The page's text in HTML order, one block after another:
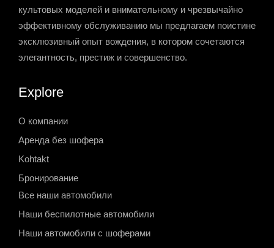
культовых моделей и внимательному и чрезвычайно
эффективному обслуживанию мы предлагаем поистине
эксклюзивный опыт вождения, в котором сочетаются
элегантность, престиж и совершенство.
Explore
О компании
Аренда без шофера
Kohtakt
Бронирование
Все наши автомобили
Наши беспилотные автомобили
Наши автомобили с шоферами